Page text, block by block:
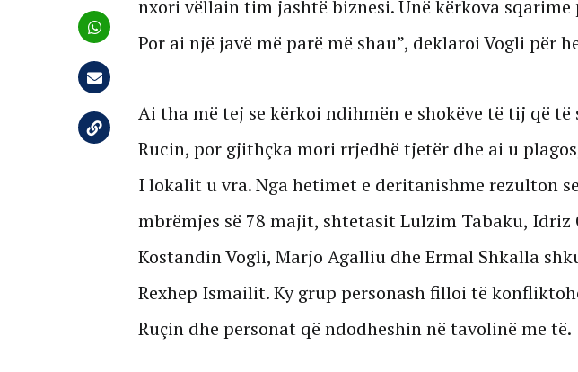
nxori vëllain tim jashtë biznesi. Unë kërkova sqarime
Por ai një javë më parë më shau”, deklaroi Vogli për
Ai tha më tej se kërkoi ndihmën e shokëve të tij që të
Rucin, por gjithçka mori rrjedhë tjetër dhe ai u
I lokalit u vra. Nga hetimet e deritanishme rezulton
mbrëmjes së 78 majit, shtetasit Lulzim Tabaku, Idriz
Kostandin Vogli, Marjo Agalliu dhe Ermal Shkalla
Rexhep Ismailit. Ky grup personash filloi të
Ruçin dhe personat që ndodheshin në tavolinë me të.
06 Gusht, 2026